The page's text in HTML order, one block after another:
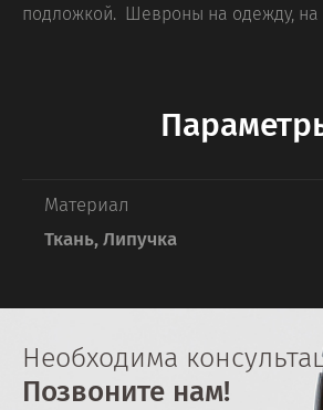
подложкой. Шевроны на одежду, на
Материал
Ткань, Липучка
Необходима
Позвоните нам!